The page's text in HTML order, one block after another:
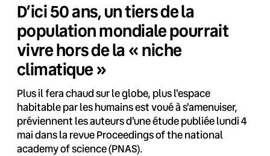
D’ici 50 ans, un tiers de la
population mondiale pourrait
vivre hors de la « niche
climatique »
Plus il fera chaud sur le globe, plus l'espace
habitable par les humains est voué à s'amenuiser,
préviennent les auteurs d'une étude publiée lundi 4
mai dans la revue Proceedings of the national
academy of science (PNAS).